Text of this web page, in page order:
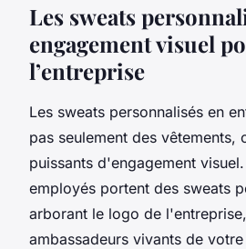
Les sweats
engagement visuel
l’entreprise
Les sweats personnalisés en
pas seulement des vêtements,
puissants d'engagement
employés portent des sweats
arborant le logo de
ambassadeurs vivants de